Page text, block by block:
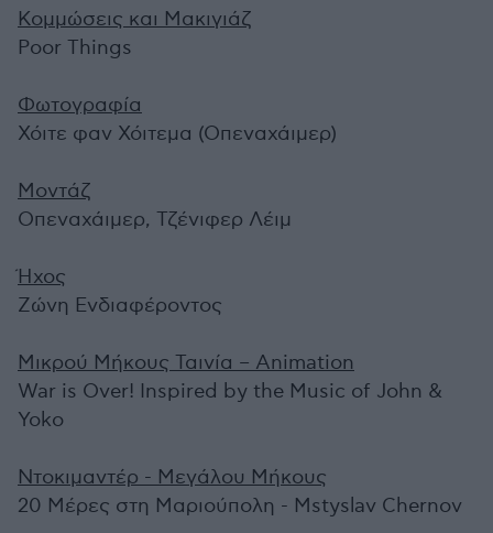
Κομμώσεις και Μακιγιάζ
Poor Things
Φωτογραφία
Χόιτε φαν Χόιτεμα (Οπεναχάιμερ)
Μοντάζ
Οπεναχάιμερ, Τζένιφερ Λέιμ
Ήχος
Ζώνη Ενδιαφέροντος
Μικρού Μήκους Ταινία – Animation
War is Over! Inspired by the Music of John &
Yoko
Ντοκιμαντέρ - Μεγάλου Μήκους
20 Μέρες στη Μαριούπολη - Mstyslav Chernov